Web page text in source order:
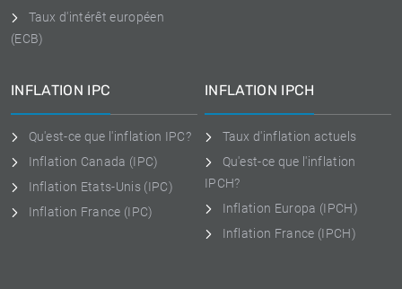
Taux d'intérêt européen
(ECB)
INFLATION IPC
Qu'est-ce que l'inflation IPC?
Inflation Canada (IPC)
Inflation Etats-Unis (IPC)
Inflation France (IPC)
INFLATION IPCH
Taux d'inflation actuels
Qu'est-ce que l'inflation
IPCH?
Inflation Europa (IPCH)
Inflation France (IPCH)